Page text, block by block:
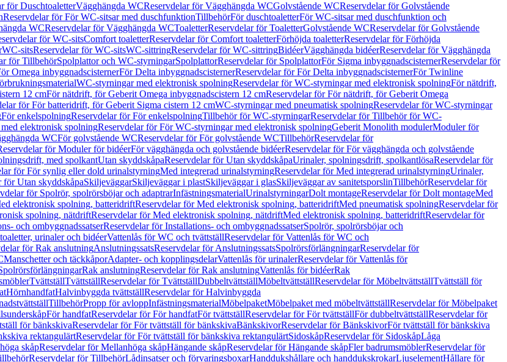
för DuschtoaletterVägghängda WCReservdelar för Vägghängda WCGolvstående WCReservdelar för Golvstående
Reservdelar för För WC-sitsar med duschfunktionTillbehörFör duschtoaletterFör WC-sitsar med duschfunktion och
WCReservdelar för Vägghängda WCToaletterReservdelar för ToaletterGolvstående WCReservdelar för Golvstående
för WC-sitsComfort toaletterReservdelar för Comfort toaletterFörhöjda toaletterReservdelar för Förhöjda
WC-sitsReservdelar för WC-sitsWC-sittringReservdelar för WC-sittringBidéerVägghängda bidéerReservdelar för Vägghängda
för TillbehörSpolplattor och WC-styrningarSpolplattorReservdelar för SpolplattorFör Sigma inbyggnadscisternerReservdelar för
Omega inbyggnadscisternerFör Delta inbyggnadscisternerReservdelar för För Delta inbyggnadscisternerFör Twinline
WC-styrningar med elektronisk spolningReservdelar för WC-styrningar med elektronisk spolningFör nätdrift,
12 cmFör nätdrift, för Geberit Omega inbyggnadscistern 12 cmReservdelar för För nätdrift, för Geberit Omega
för För batteridrift, för Geberit Sigma cistern 12 cmWC-styrningar med pneumatisk spolningReservdelar för WC-styrningar
För enkelspolningReservdelar för För enkelspolningTillbehör för WC-styrningarReservdelar för Tillbehör för WC-
elektronisk spolningReservdelar för För WC-styrningar med elektronisk spolningGeberit Monolith modulerModuler för
WCFör golvstående WCReservdelar för För golvstående WCTillbehörReservdelar för
för Moduler för bidéerFör vägghängda och golvstående bidéerReservdelar för För vägghängda och golvstående
med spolkantUtan skyddskåpaReservdelar för Utan skyddskåpaUrinaler, spolningsdrift, spolkantlösaReservdelar för
för För synlig eller dold urinalstyrningMed integrerad urinalstyrningReservdelar för Med integrerad urinalstyrningUrinaler,
för Utan skyddskåpaSkiljeväggarSkiljeväggar i plastSkiljeväggar i glasSkiljeväggar av sanitetsporslinTillbehörReservdelar för
för Spolrör, spolrörsböjar och adaptrarInfästningsmaterialUrinalstyrningarDolt montageReservdelar för Dolt montageMed
elektronisk spolning, batteridriftReservdelar för Med elektronisk spolning, batteridriftMed pneumatisk spolningReservdelar för
spolning, nätdriftReservdelar för Med elektronisk spolning, nätdriftMed elektronisk spolning, batteridriftReservdelar för
och ombyggnadssatserReservdelar för Installations- och ombyggnadssatserSpolrör, spolrörsböjar och
urinaler och bidéerVattenlås för WC och tvättställReservdelar för Vattenlås för WC och
för Rak anslutningAnslutningssatsReservdelar för AnslutningssatsSpolrörsförlängningarReservdelar för
Manschetter och täckkåporAdapter- och kopplingsdelarVattenlås för urinalerReservdelar för Vattenlås för
Rak anslutningReservdelar för Rak anslutningVattenlås för bidéerRak
TvättställTvättställReservdelar för TvättställDubbeltvättställMöbeltvättställReservdelar för MöbeltvättställTvättställ för
HörnhandfatHalvinbyggda tvättställReservdelar för Halvinbyggda
TillbehörPropp för avloppInfästningsmaterialMöbelpaketMöbelpaket med möbeltvättställReservdelar för Möbelpaket
För handfatReservdelar för För handfatFör tvättställReservdelar för För tvättställFör dubbeltvättställReservdelar för
för bänkskivaReservdelar för För tvättställ för bänkskivaBänkskivorReservdelar för BänkskivorFör tvättställ för bänkskiva
rektangulärtReservdelar för För tvättställ för bänkskiva rektangulärtSidoskåpReservdelar för SidoskåpLåga
skåpReservdelar för Mellanhöga skåpHängande skåpReservdelar för Hängande skåpFler badrumsmöblerReservdelar för
Reservdelar för TillbehörLådinsatser och förvaringsboxarHanddukshållare och handdukskrokarLjuselementHållare för